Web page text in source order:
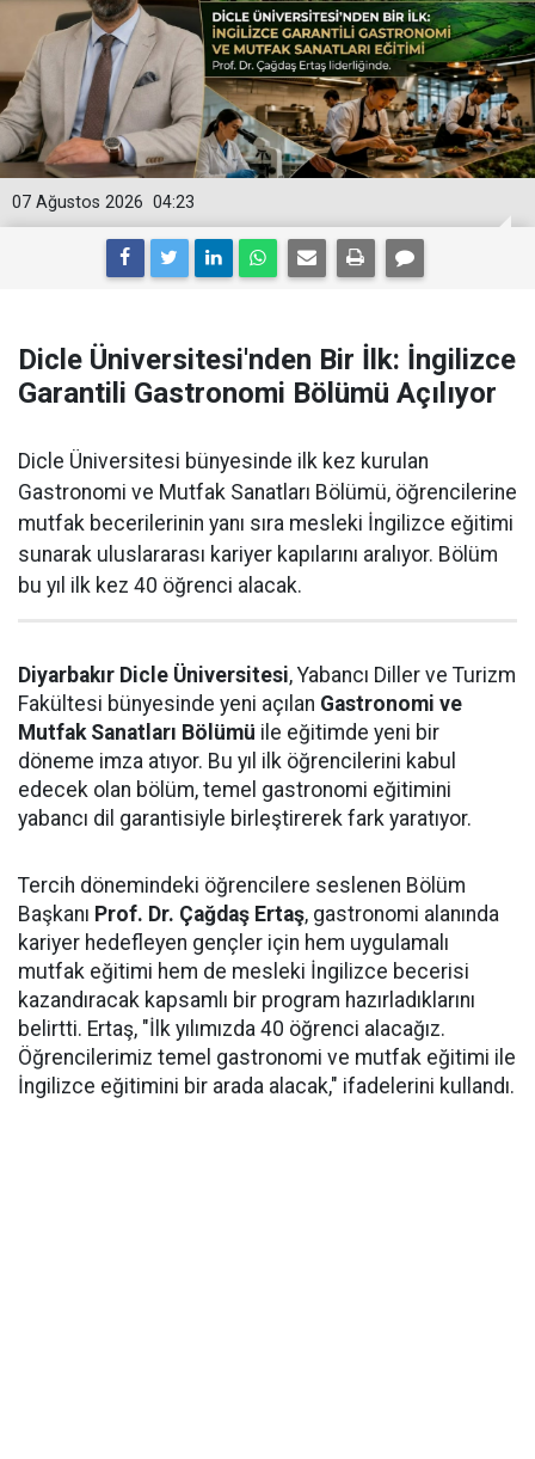
04:23
07 Ağustos 2026
Dicle Üniversitesi'nden Bir İlk: İngilizce
Garantili Gastronomi Bölümü Açılıyor
Dicle Üniversitesi bünyesinde ilk kez kurulan
Gastronomi ve Mutfak Sanatları Bölümü, öğrencilerine
mutfak becerilerinin yanı sıra mesleki İngilizce eğitimi
sunarak uluslararası kariyer kapılarını aralıyor. Bölüm
bu yıl ilk kez 40 öğrenci alacak.
Diyarbakır Dicle Üniversitesi, Yabancı Diller ve Turizm
Fakültesi bünyesinde yeni açılan Gastronomi ve
Mutfak Sanatları Bölümü ile eğitimde yeni bir
döneme imza atıyor. Bu yıl ilk öğrencilerini kabul
edecek olan bölüm, temel gastronomi eğitimini
yabancı dil garantisiyle birleştirerek fark yaratıyor.
Tercih dönemindeki öğrencilere seslenen Bölüm
Başkanı Prof. Dr. Çağdaş Ertaş, gastronomi alanında
kariyer hedefleyen gençler için hem uygulamalı
mutfak eğitimi hem de mesleki İngilizce becerisi
kazandıracak kapsamlı bir program hazırladıklarını
belirtti. Ertaş, "İlk yılımızda 40 öğrenci alacağız.
Öğrencilerimiz temel gastronomi ve mutfak eğitimi ile
İngilizce eğitimini bir arada alacak," ifadelerini kullandı.